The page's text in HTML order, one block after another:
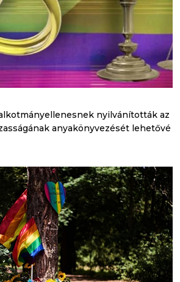
nyilvánították az
anyakönyvezését lehetővé